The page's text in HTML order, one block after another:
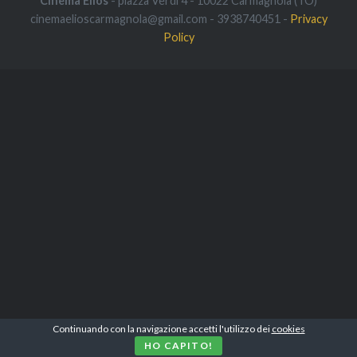
cinemaelioscarmagnola@gmail.com - 3938740451 - Privacy
Policy
Continuando con la navigazione accetti l'utilizzo dei cookies
HO CAPITO!